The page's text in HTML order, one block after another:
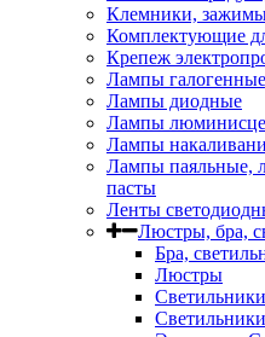
Клемники,
Комплектующие
Крепеж
Лампы
Лампы диодные
Лампы
Лампы
Лампы паяльные,
пасты
Ленты
Люстры, бра,
Бра,
Люстры